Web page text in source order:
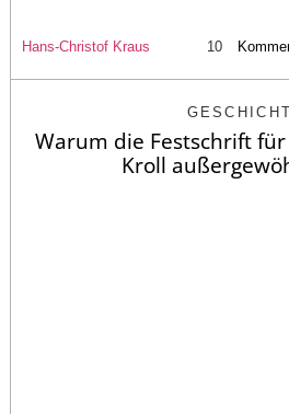
Hans-Christof Kraus 10
Warum die Festschrift
Kroll